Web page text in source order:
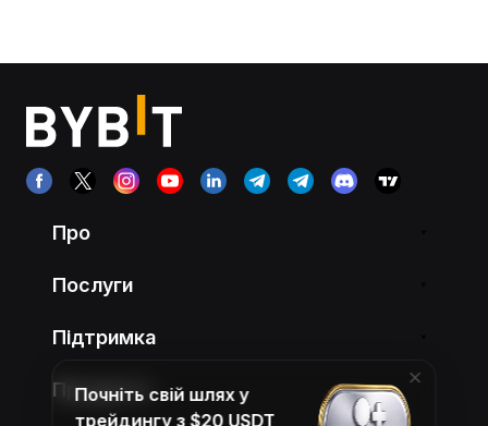
Про
Послуги
Підтримка
Продукти
Почніть свій шлях у
трейдингу з $20 USDT